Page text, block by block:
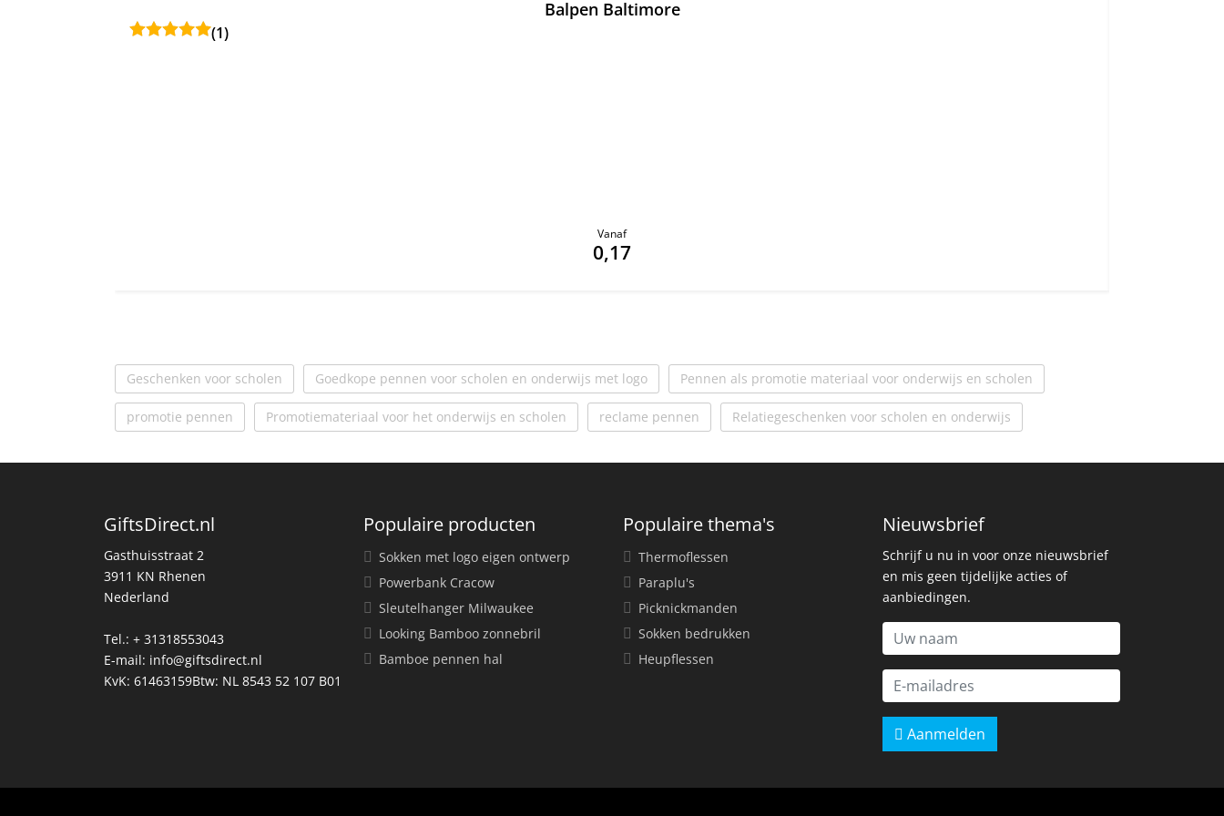
Balpen Baltimore
(1)
Vanaf
0,17
Geschenken voor scholen Goedkope pennen voor scholen en onderwijs met logo Pennen als promotie materiaal voor onderwijs en scholen
promotie pennen Promotiemateriaal voor het onderwijs en scholen reclame pennen Relatiegeschenken voor scholen en onderwijs
GiftsDirect.nl
Gasthuisstraat 2
3911 KN Rhenen
Nederland
Tel.: + 31318553043
E-mail: info@giftsdirect.nl
KvK: 61463159Btw: NL 8543 52 107 B01
Populaire producten
Sokken met logo eigen ontwerp
Powerbank Cracow
Sleutelhanger Milwaukee
Looking Bamboo zonnebril
Bamboe pennen hal
Populaire thema's
Thermoflessen
Paraplu's
Picknickmanden
Sokken bedrukken
Heupflessen
Nieuwsbrief
Schrijf u nu in voor onze nieuwsbrief
en mis geen tijdelijke acties of
aanbiedingen.
Aanmelden